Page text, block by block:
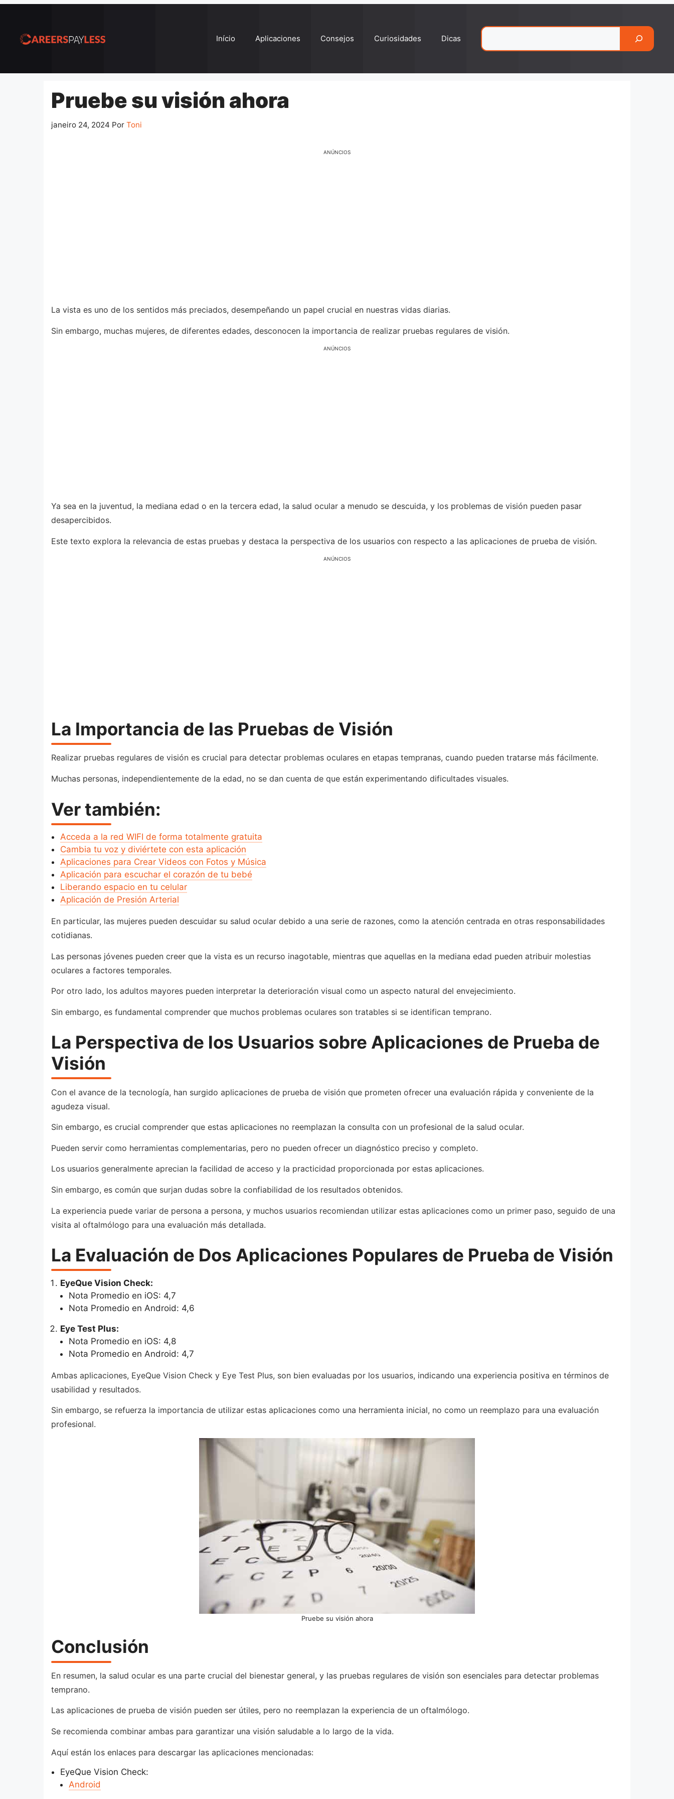
conteúdo
Início Aplicaciones Consejos Curiosidades Dicas
Pruebe su visión ahora
janeiro 24, 2024 Por Toni
ANÚNCIOS
La vista es uno de los sentidos más preciados, desempeñando un papel crucial en nuestras vidas diarias.
Sin embargo, muchas mujeres, de diferentes edades, desconocen la importancia de realizar pruebas regulares de visión.
ANÚNCIOS
Ya sea en la juventud, la mediana edad o en la tercera edad, la salud ocular a menudo se descuida, y los problemas de visión pueden pasar
desapercibidos.
Este texto explora la relevancia de estas pruebas y destaca la perspectiva de los usuarios con respecto a las aplicaciones de prueba de visión.
ANÚNCIOS
La Importancia de las Pruebas de Visión
Realizar pruebas regulares de visión es crucial para detectar problemas oculares en etapas tempranas, cuando pueden tratarse más fácilmente.
Muchas personas, independientemente de la edad, no se dan cuenta de que están experimentando dificultades visuales.
Ver también:
Acceda a la red WIFI de forma totalmente gratuita
Cambia tu voz y diviértete con esta aplicación
Aplicaciones para Crear Videos con Fotos y Música
Aplicación para escuchar el corazón de tu bebé
Liberando espacio en tu celular
Aplicación de Presión Arterial
En particular, las mujeres pueden descuidar su salud ocular debido a una serie de razones, como la atención centrada en otras responsabilidades
cotidianas.
Las personas jóvenes pueden creer que la vista es un recurso inagotable, mientras que aquellas en la mediana edad pueden atribuir molestias
oculares a factores temporales.
Por otro lado, los adultos mayores pueden interpretar la deterioración visual como un aspecto natural del envejecimiento.
Sin embargo, es fundamental comprender que muchos problemas oculares son tratables si se identifican temprano.
La Perspectiva de los Usuarios sobre Aplicaciones de Prueba de
Visión
Con el avance de la tecnología, han surgido aplicaciones de prueba de visión que prometen ofrecer una evaluación rápida y conveniente de la
agudeza visual.
Sin embargo, es crucial comprender que estas aplicaciones no reemplazan la consulta con un profesional de la salud ocular.
Pueden servir como herramientas complementarias, pero no pueden ofrecer un diagnóstico preciso y completo.
Los usuarios generalmente aprecian la facilidad de acceso y la practicidad proporcionada por estas aplicaciones.
Sin embargo, es común que surjan dudas sobre la confiabilidad de los resultados obtenidos.
La experiencia puede variar de persona a persona, y muchos usuarios recomiendan utilizar estas aplicaciones como un primer paso, seguido de una
visita al oftalmólogo para una evaluación más detallada.
La Evaluación de Dos Aplicaciones Populares de Prueba de Visión
EyeQue Vision Check:
Nota Promedio en iOS: 4,7
Nota Promedio en Android: 4,6
Eye Test Plus:
Nota Promedio en iOS: 4,8
Nota Promedio en Android: 4,7
Ambas aplicaciones, EyeQue Vision Check y Eye Test Plus, son bien evaluadas por los usuarios, indicando una experiencia positiva en términos de
usabilidad y resultados.
Sin embargo, se refuerza la importancia de utilizar estas aplicaciones como una herramienta inicial, no como un reemplazo para una evaluación
profesional.
Pruebe su visión ahora
Conclusión
En resumen, la salud ocular es una parte crucial del bienestar general, y las pruebas regulares de visión son esenciales para detectar problemas
temprano.
Las aplicaciones de prueba de visión pueden ser útiles, pero no reemplazan la experiencia de un oftalmólogo.
Se recomienda combinar ambas para garantizar una visión saludable a lo largo de la vida.
Aquí están los enlaces para descargar las aplicaciones mencionadas:
EyeQue Vision Check:
Android